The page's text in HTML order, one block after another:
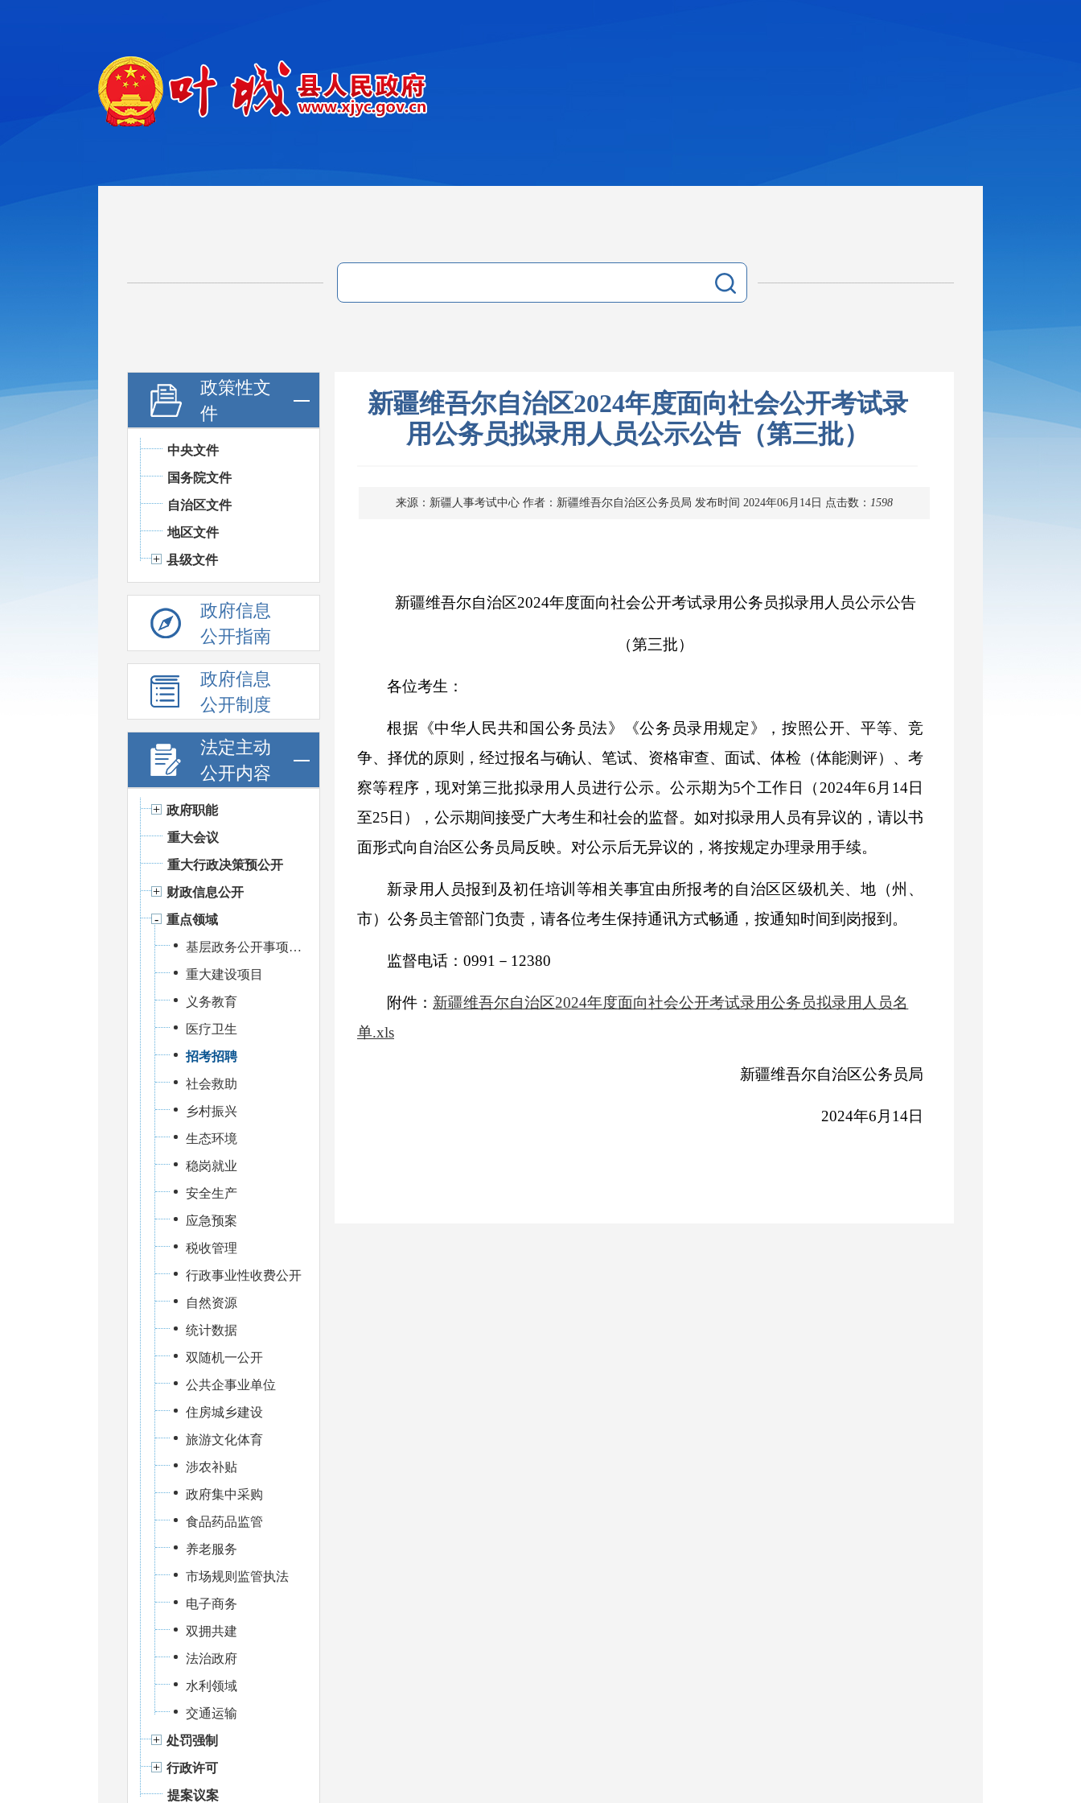
政策性文
件
中央文件
国务院文件
自治区文件
地区文件
县级文件
政府信息
公开指南
政府信息
公开制度
法定主动
公开内容
政府职能
重大会议
重大行政决策预公开
财政信息公开
重点领域
基层政务公开事项标准目录
重大建设项目
义务教育
医疗卫生
招考招聘
社会救助
乡村振兴
生态环境
稳岗就业
安全生产
应急预案
税收管理
行政事业性收费公开
自然资源
统计数据
双随机一公开
公共企事业单位
住房城乡建设
旅游文化体育
涉农补贴
政府集中采购
食品药品监管
养老服务
市场规则监管执法
电子商务
双拥共建
法治政府
水利领域
交通运输
处罚强制
行政许可
提案议案
新疆维吾尔自治区2024年度面向社会公开考试录
用公务员拟录用人员公示公告（第三批）
来源：新疆人事考试中心 作者：新疆维吾尔自治区公务员局 发布时间 2024年06月14日 点击数： 1598
新疆维吾尔自治区2024年度面向社会公开考试录用公务员拟录用人员公示公告
（第三批）
各位考生：
根据《中华人民共和国公务员法》《公务员录用规定》，按照公开、平等、竞
争、择优的原则，经过报名与确认、笔试、资格审查、面试、体检（体能测评）、考
察等程序，现对第三批拟录用人员进行公示。公示期为5个工作日（2024年6月14日
至25日），公示期间接受广大考生和社会的监督。如对拟录用人员有异议的，请以书
面形式向自治区公务员局反映。对公示后无异议的，将按规定办理录用手续。
新录用人员报到及初任培训等相关事宜由所报考的自治区区级机关、地（州、
市）公务员主管部门负责，请各位考生保持通讯方式畅通，按通知时间到岗报到。
监督电话：0991－12380
附件： 新疆维吾尔自治区2024年度面向社会公开考试录用公务员拟录用人员名
单.xls
新疆维吾尔自治区公务员局
2024年6月14日